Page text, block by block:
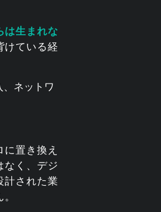
は生まれな
けている経
ネットワ
置き換え
なく、デジ
計された業